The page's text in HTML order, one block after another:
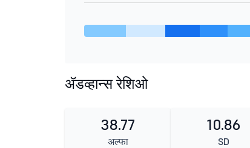
ॲडव्हान्स रेशिओ
38.77
अल्फा
10.86
SD